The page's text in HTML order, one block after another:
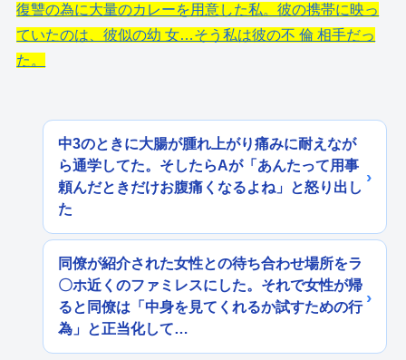
復讐の為に大量のカレーを用意した私。彼の携帯に映っ
ていたのは、彼似の幼 女…そう私は彼の不 倫 相手だっ
た。
中3のときに大腸が腫れ上がり痛みに耐えなが
ら通学してた。そしたらAが「あんたって用事
頼んだときだけお腹痛くなるよね」と怒り出し
た
同僚が紹介された女性との待ち合わせ場所をラ
〇ホ近くのファミレスにした。それで女性が帰
ると同僚は「中身を見てくれるか試すための行
為」と正当化して…